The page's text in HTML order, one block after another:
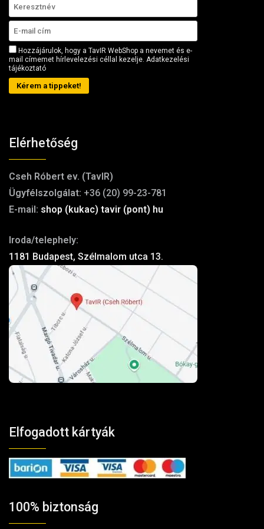
Hozzájárulok, hogy a TavIR WebShop a nevemet és e-
mail címemet hírlevelezési céllal kezelje. Adatkezelési
tájékoztató
Kérem a tippeket!
Elérhetőség
Cseh Róbert ev. (TavIR)
Ügyfélszolgálat: +36 (20) 99-23-781
E-mail: shop (kukac) tavir (pont) hu
Iroda/telephely:
1181 Budapest, Szélmalom utca 13.
Elfogadott kártyák
100% biztonság